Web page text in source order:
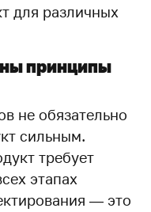
для различных
принципы
не обязательно
сильным.
требует
этапах
— это